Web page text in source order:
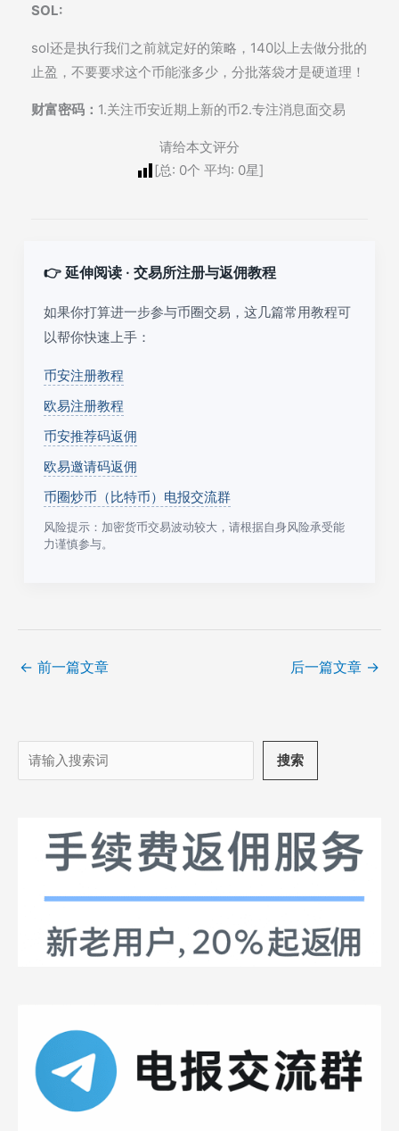
SOL:
sol还是执行我们之前就定好的策略，140以上去做分批的
止盈，不要要求这个币能涨多少，分批落袋才是硬道理！
财富密码： 1.关注币安近期上新的币2.专注消息面交易
请给本文评分
[总: 0个 平均: 0星]
👉 延伸阅读 · 交易所注册与返佣教程
如果你打算进一步参与币圈交易，这几篇常用教程可
以帮你快速上手：
币安注册教程
欧易注册教程
币安推荐码返佣
欧易邀请码返佣
币圈炒币（比特币）电报交流群
风险提示：加密货币交易波动较大，请根据自身风险承受能
力谨慎参与。
← 前一篇文章 后一篇文章 →
搜
索
搜索